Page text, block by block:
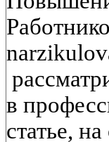
в
статье,